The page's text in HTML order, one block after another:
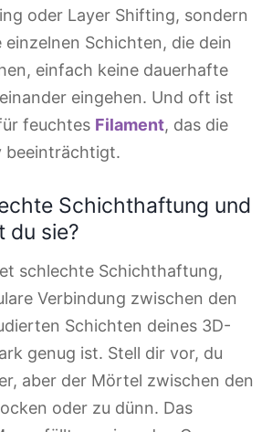
oder Layer Shifting, sondern
einzelnen Schichten, die dein
einfach keine dauerhafte
eingehen. Und oft ist
feuchtes Filament, das die
beeinträchtigt.
Schichthaftung und
du sie?
schlechte Schichthaftung,
Verbindung zwischen den
Schichten deines 3D-
genug ist. Stell dir vor, du
aber der Mörtel zwischen den
oder zu dünn. Das